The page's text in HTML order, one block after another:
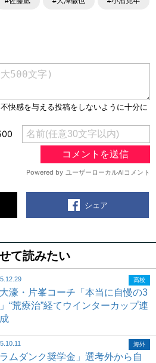
シェア
て読みたい
濠・片峯コーチ「本当に自慢の3
“荒療治”経てウインターカップ連
高校
ラムダンク奨学金」選考外から自
海外